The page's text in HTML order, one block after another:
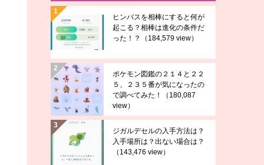
ヒンバスを相棒にすると何が
起こる？相棒は進化の条件だ
った！？
（184,579 view）
ポケモン図鑑の２１４と２２
５、２３５番が気になったの
で調べてみた！
（180,087
view）
ジガルデセルの入手方法は？
入手場所は？出ない場合は？
（143,476 view）